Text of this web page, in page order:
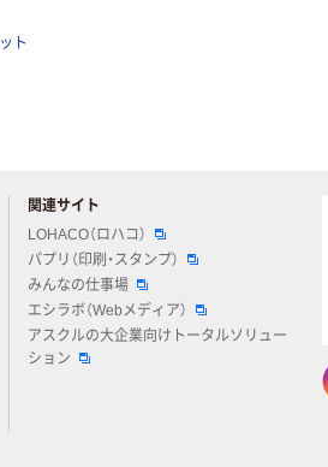
ト
関連サイト
LOHACO（ロハコ）
パプリ（印刷・スタンプ）
みんなの仕事場
エシラボ（Webメディア）
アスクルの大企業向けトータルソリュー
ション